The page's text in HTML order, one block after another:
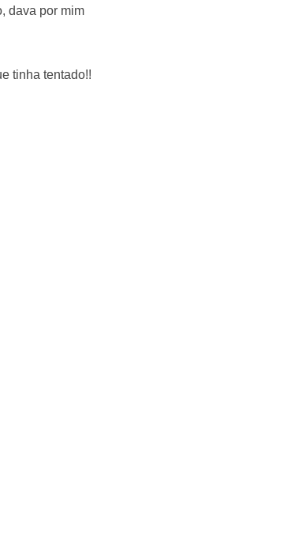
dava por mim
tinha tentado!!